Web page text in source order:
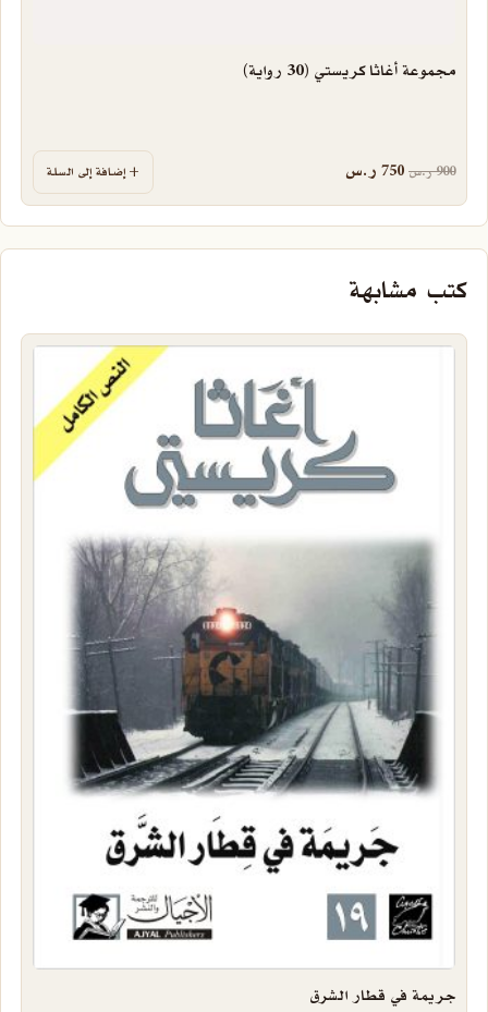
مجموعة أغاثا كريستي (30 رواية)
900ر.س السعر الأصلي هو: 900 ر.س.
750 ر.سالسعر الحالي هو: 750 ر.س. إضافة إلى السلة
كتب مشابهة
جريمة في قطار الشرق